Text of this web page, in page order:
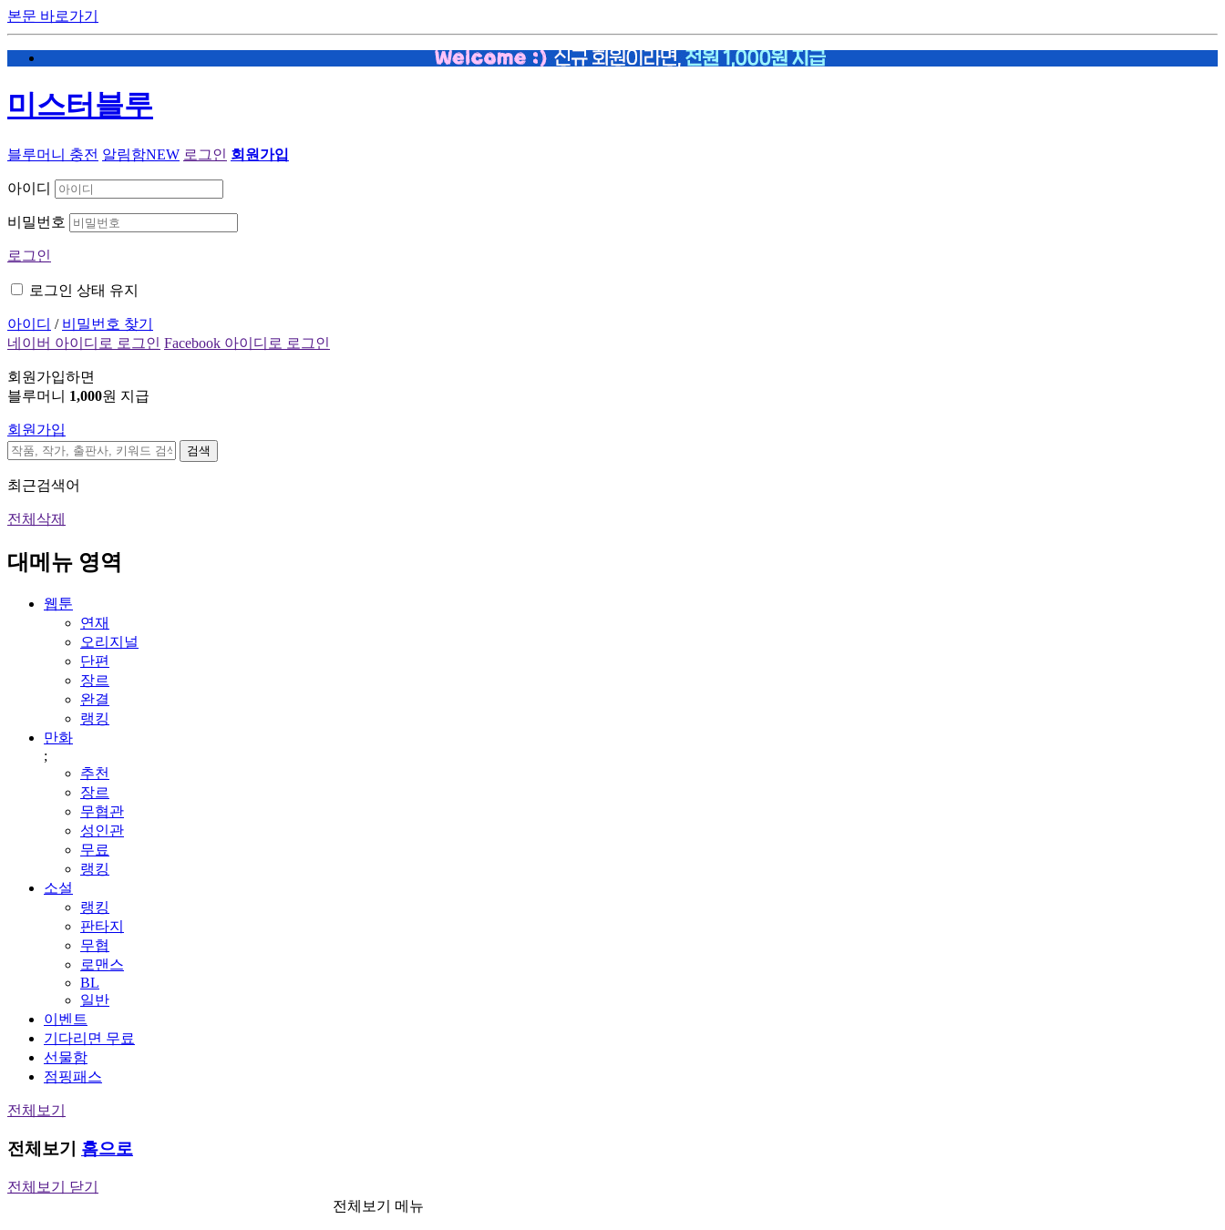
본문 바로가기
미스터블루
블루머니 충전 알림함NEW 로그인 회원가입
아이디
비밀번호
로그인
로그인 상태 유지
아이디 / 비밀번호 찾기
네이버 아이디로 로그인 Facebook 아이디로 로그인
회원가입하면
블루머니 1,000원 지급
회원가입
검색
최근검색어
전체삭제
대메뉴 영역
웹툰
연재
오리지널
단편
장르
완결
랭킹
만화
;
추천
장르
무협관
성인관
무료
랭킹
소설
랭킹
판타지
무협
로맨스
BL
일반
이벤트
기다리면 무료
선물함
점핑패스
전체보기
전체보기 홈으로
전체보기 닫기
전체보기 메뉴